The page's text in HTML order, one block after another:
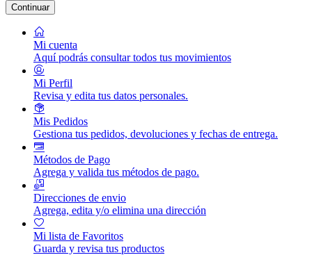
Continuar
Mi cuenta
Aquí podrás consultar todos tus movimientos
Mi Perfil
Revisa y edita tus datos personales.
Mis Pedidos
Gestiona tus pedidos, devoluciones y fechas de entrega.
Métodos de Pago
Agrega y valida tus métodos de pago.
Direcciones de envio
Agrega, edita y/o elimina una dirección
Mi lista de Favoritos
Guarda y revisa tus productos